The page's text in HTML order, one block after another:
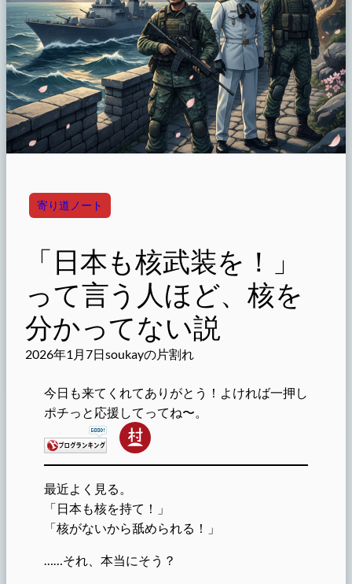
寄り道ノート
「日本も核武装を！」
って言う人ほど、核を
分かってない説
2026年1月7日soukayの片割れ
今日も来てくれてありがとう！よければ一押し
ポチっと応援してってね〜。
最近よく見る。
「日本も核を持て！」
「核がないから舐められる！」
……それ、本当にそう？